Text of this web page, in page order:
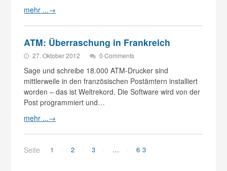
mehr ...→
ATM: Überraschung in Frankreich
27. Oktober 2012 0 Comments
Sage und schreibe 18.000 ATM-Drucker sind
mittlerweile in den französischen Postämtern installiert
worden – das ist Weltrekord. Die Software wird von der
Post programmiert und…
mehr ...→
Seite 1 2 3 … 63